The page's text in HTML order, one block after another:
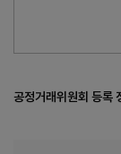
공정거래위원회 등록